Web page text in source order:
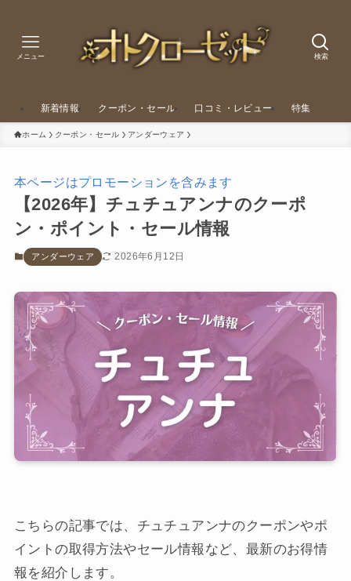
検索
メニュー
新着情報 クーポン・セール 口コミ・レビュー 特集
ホーム クーポン・セール アンダーウェア
本ページはプロモーションを含みます
【2026年】チュチュアンナのクーポ
ン・ポイント・セール情報
アンダーウェア 2026年6月12日
こちらの記事では、チュチュアンナのクーポンやポ
イントの取得方法やセール情報など、最新のお得情
報を紹介します。